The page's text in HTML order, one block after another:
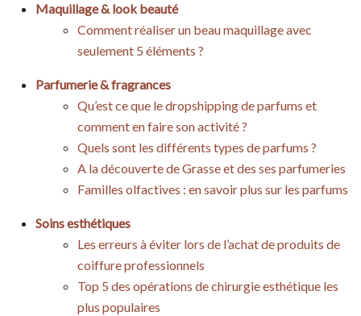
Maquillage & look beauté
Comment réaliser un beau maquillage avec
seulement 5 éléments ?
Parfumerie & fragrances
Qu’est ce que le dropshipping de parfums et
comment en faire son activité ?
Quels sont les différents types de parfums ?
A la découverte de Grasse et des ses parfumeries
Familles olfactives : en savoir plus sur les parfums
Soins esthétiques
Les erreurs à éviter lors de l’achat de produits de
coiffure professionnels
Top 5 des opérations de chirurgie esthétique les
plus populaires